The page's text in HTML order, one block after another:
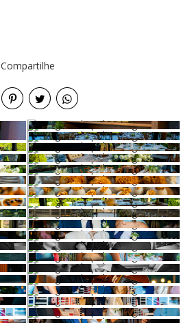
Compartilhe